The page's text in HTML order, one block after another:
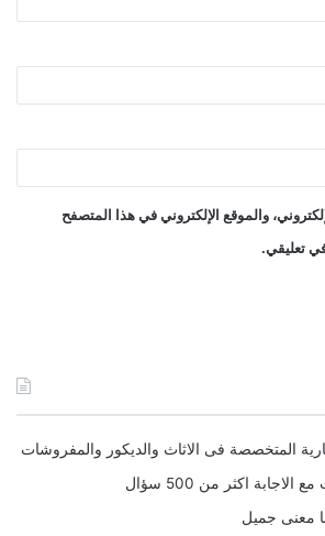
والموقع الإلكتروني في هذا المتصفح
تعليقي.
المتخصصة فى الاثاث والديكور والمفروشات
اكثر من 500 سؤال
معنى جميل